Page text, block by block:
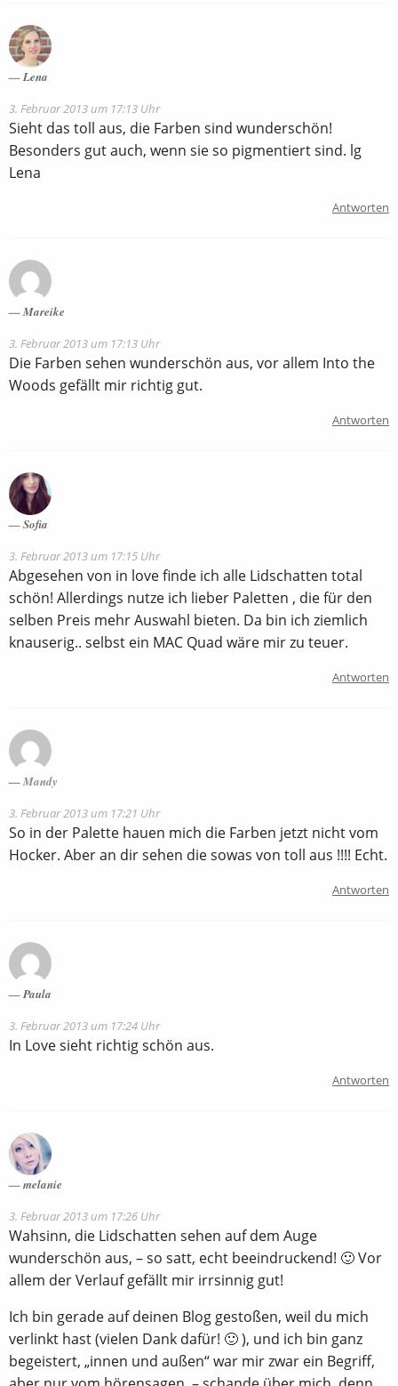
Lena
3. Februar 2013 um 17:13 Uhr
Sieht das toll aus, die Farben sind wunderschön!
Besonders gut auch, wenn sie so pigmentiert sind. lg
Lena
Antworten
Mareike
3. Februar 2013 um 17:13 Uhr
Die Farben sehen wunderschön aus, vor allem Into the
Woods gefällt mir richtig gut.
Antworten
Sofia
3. Februar 2013 um 17:15 Uhr
Abgesehen von in love finde ich alle Lidschatten total
schön! Allerdings nutze ich lieber Paletten , die für den
selben Preis mehr Auswahl bieten. Da bin ich ziemlich
knauserig.. selbst ein MAC Quad wäre mir zu teuer.
Antworten
Mandy
3. Februar 2013 um 17:21 Uhr
So in der Palette hauen mich die Farben jetzt nicht vom
Hocker. Aber an dir sehen die sowas von toll aus !!!! Echt.
Antworten
Paula
3. Februar 2013 um 17:24 Uhr
In Love sieht richtig schön aus.
Antworten
melanie
3. Februar 2013 um 17:26 Uhr
Wahsinn, die Lidschatten sehen auf dem Auge
wunderschön aus, – so satt, echt beeindruckend! 🙂 Vor
allem der Verlauf gefällt mir irrsinnig gut!
Ich bin gerade auf deinen Blog gestoßen, weil du mich
verlinkt hast (vielen Dank dafür! 🙂 ), und ich bin ganz
begeistert, „innen und außen“ war mir zwar ein Begriff,